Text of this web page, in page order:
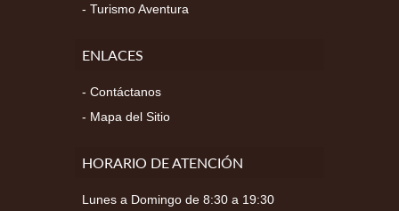
Turismo Aventura
ENLACES
Contáctanos
Mapa del Sitio
HORARIO DE ATENCIÓN
Lunes a Domingo de 8:30 a 19:30